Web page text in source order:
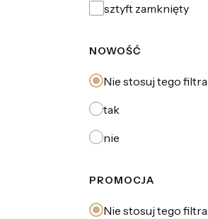
sztyft zamknięty
NOWOŚĆ
Nie stosuj tego filtra
tak
nie
PROMOCJA
Nie stosuj tego filtra